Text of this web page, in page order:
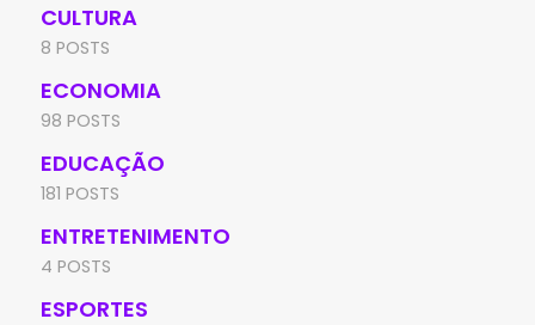
CULTURA
8 POSTS
ECONOMIA
98 POSTS
EDUCAÇÃO
181 POSTS
ENTRETENIMENTO
4 POSTS
ESPORTES